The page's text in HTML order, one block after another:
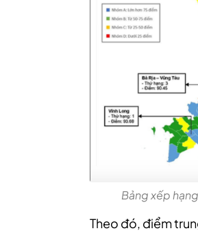
Bảng xếp
Theo đó, điểm